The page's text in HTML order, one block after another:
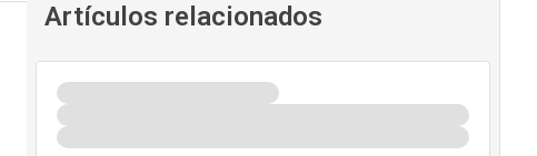
Artículos relacionados